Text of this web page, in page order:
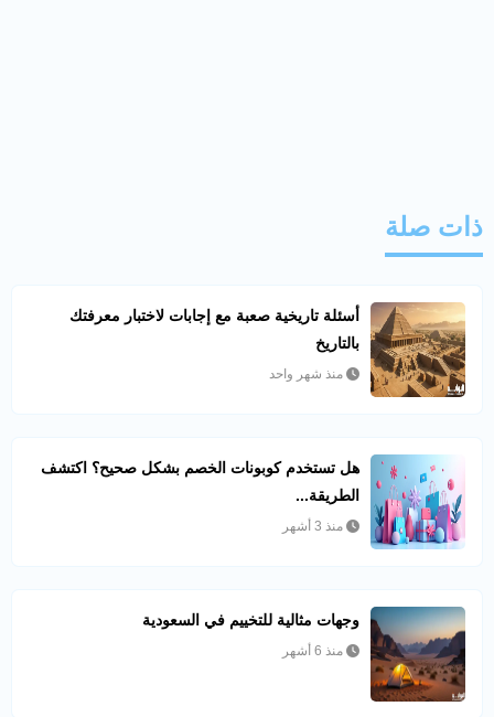
ذات صلة
أسئلة تاريخية صعبة مع إجابات لاختبار معرفتك
بالتاريخ
منذ شهر واحد
هل تستخدم كوبونات الخصم بشكل صحيح؟ اكتشف
الطريقة...
منذ 3 أشهر
وجهات مثالية للتخييم في السعودية
منذ 6 أشهر